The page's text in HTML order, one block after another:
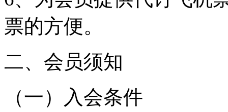
票的方便。
二、会员须知
（一）入会条件